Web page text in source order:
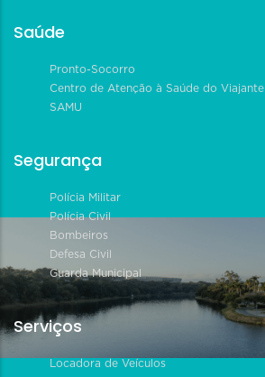
Saúde
Pronto-Socorro
Centro de Atenção à Saúde do Viajante
SAMU
Segurança
Polícia Militar
Polícia Civil
Bombeiros
Defesa Civil
Guarda Municipal
Serviços
Locadora de Veículos